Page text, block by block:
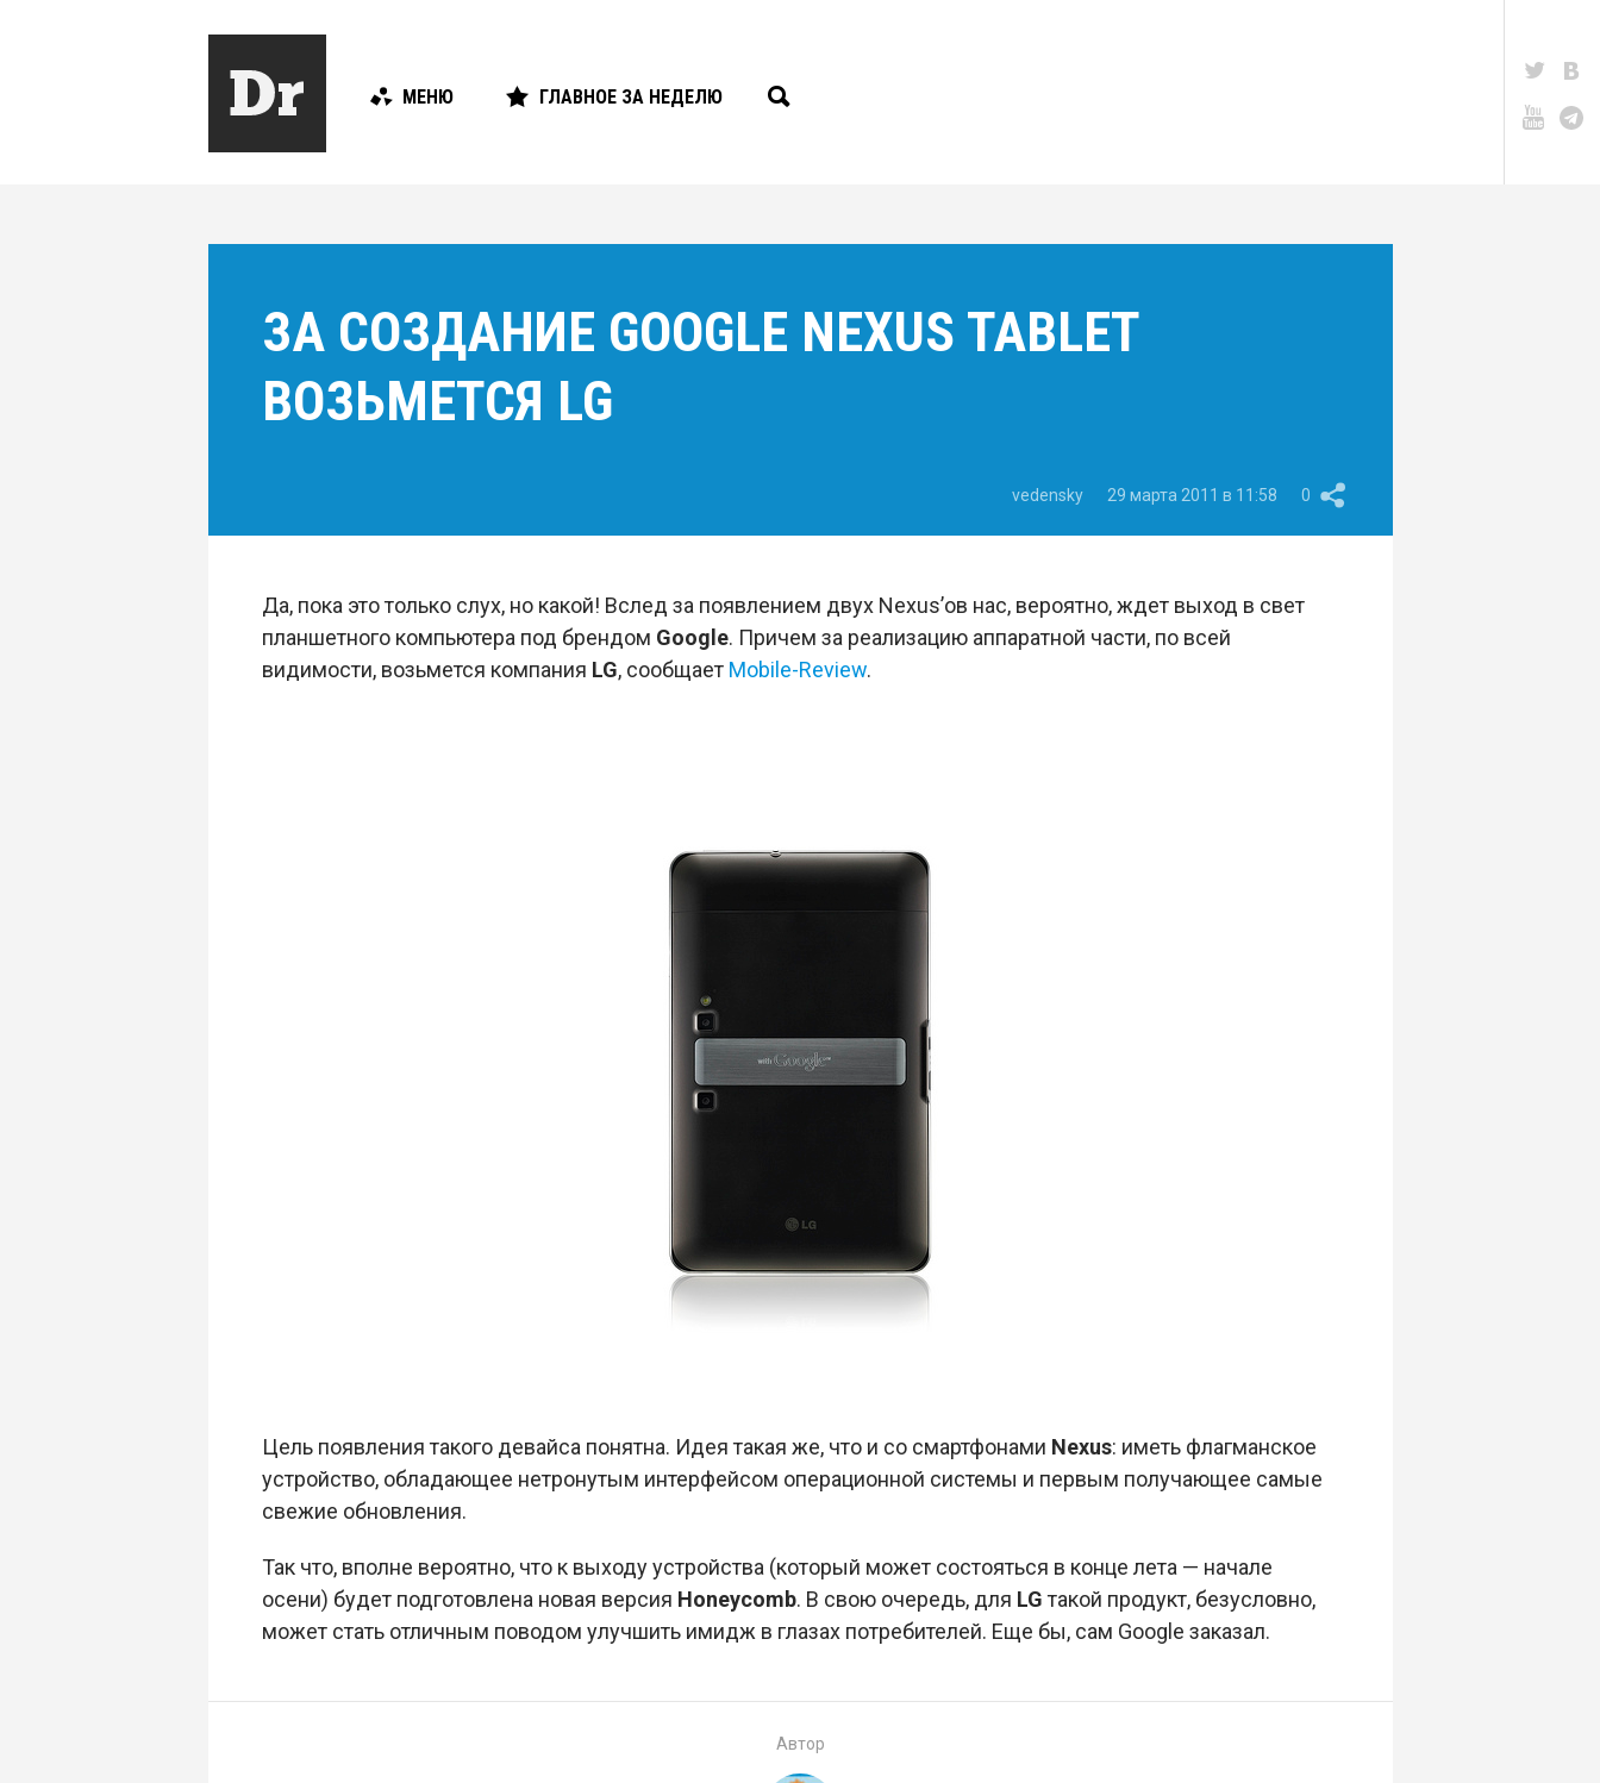
МЕНЮ ГЛАВНОЕ ЗА НЕДЕЛЮ
ЗА СОЗДАНИЕ GOOGLE NEXUS TABLET
ВОЗЬМЕТСЯ LG
vedensky 29 марта 2011 в 11:58 0
Да, пока это только слух, но какой! Вслед за появлением двух Nexus’ов нас, вероятно, ждет выход в свет
планшетного компьютера под брендом Google. Причем за реализацию аппаратной части, по всей
видимости, возьмется компания LG, сообщает Mobile-Review.
Цель появления такого девайса понятна. Идея такая же, что и со смартфонами Nexus: иметь флагманское
устройство, обладающее нетронутым интерфейсом операционной системы и первым получающее самые
свежие обновления.
Так что, вполне вероятно, что к выходу устройства (который может состояться в конце лета — начале
осени) будет подготовлена новая версия Honeycomb. В свою очередь, для LGтакой продукт, безусловно,
может стать отличным поводом улучшить имидж в глазах потребителей. Еще бы, сам Google заказал.
Автор